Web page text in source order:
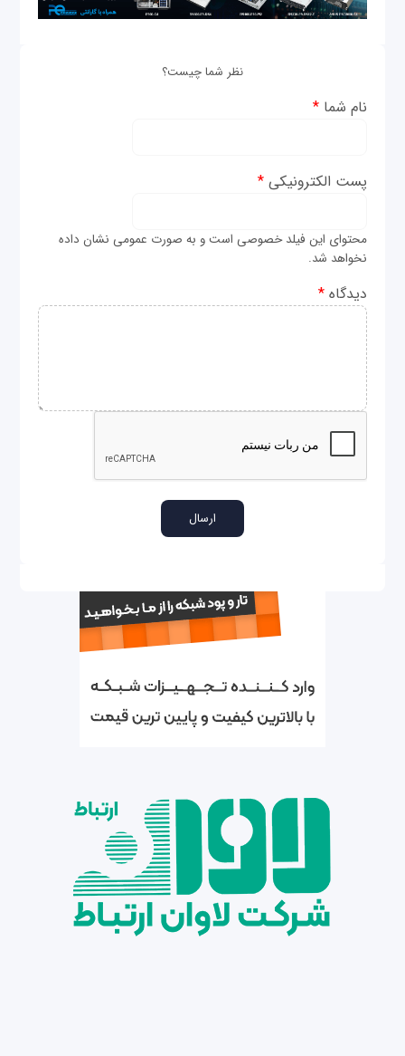
نظر شما چیست؟
نام شما*
پست الکترونیکی*
محتوای این فیلد خصوصی است و به صورت عمومی نشان داده
نخواهد شد.
دیدگاه*